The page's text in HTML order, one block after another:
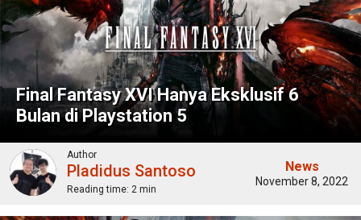
Final Fantasy XVI Hanya Eksklusif 6
Bulan di Playstation 5
Author
Pladidus Santoso
Reading time: 2 min
News
November 8, 2022